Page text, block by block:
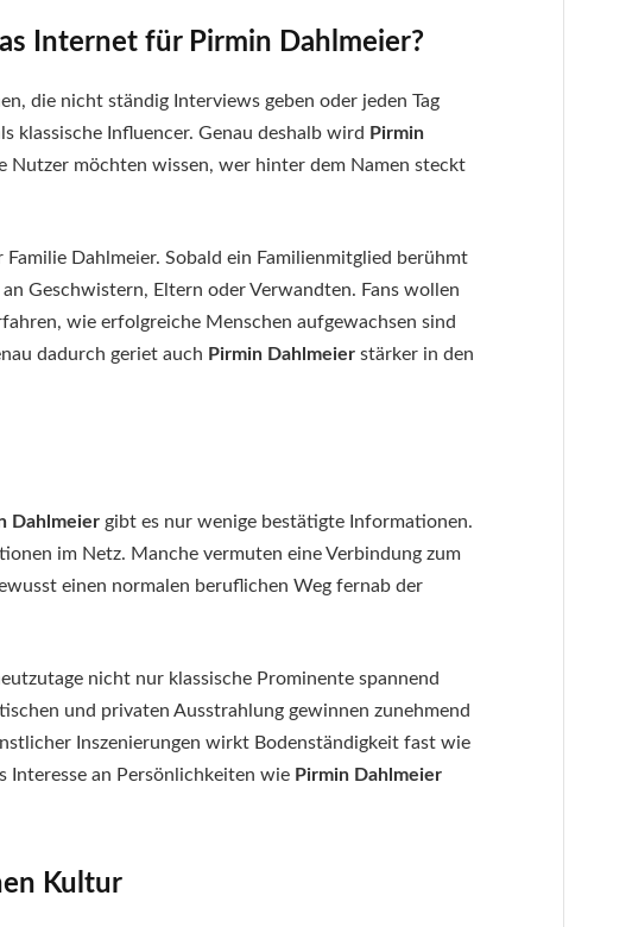
Internet für Pirmin Dahlmeier?
die nicht ständig Interviews geben oder jeden Tag
klassische Influencer. Genau deshalb wird Pirmin
Nutzer möchten wissen, wer hinter dem Namen steckt
Dahlmeier. Sobald ein Familienmitglied berühmt
Geschwistern, Eltern oder Verwandten. Fans wollen
wie erfolgreiche Menschen aufgewachsen sind
dadurch geriet auch Pirmin Dahlmeier stärker in den
Dahlmeier gibt es nur wenige bestätigte Informationen.
im Netz. Manche vermuten eine Verbindung zum
einen normalen beruflichen Weg fernab der
nicht nur klassische Prominente spannend
und privaten Ausstrahlung gewinnen zunehmend
Inszenierungen wirkt Bodenständigkeit fast wie
Interesse an Persönlichkeiten wie Pirmin Dahlmeier
Kultur